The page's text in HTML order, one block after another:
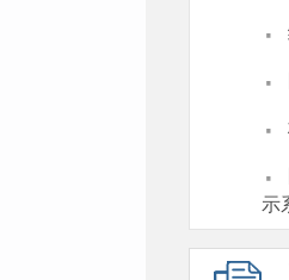
·
·
·
·
示